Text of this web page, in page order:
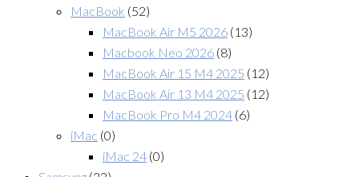
MacBook (52)
MacBook Air M5 2026 (13)
Macbook Neo 2026 (8)
MacBook Air 15 M4 2025 (12)
MacBook Air 13 M4 2025 (12)
MacBook Pro M4 2024 (6)
iMac (0)
iMac 24 (0)